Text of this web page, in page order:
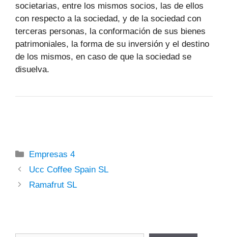
societarias, entre los mismos socios, las de ellos
con respecto a la sociedad, y de la sociedad con
terceras personas, la conformación de sus bienes
patrimoniales, la forma de su inversión y el destino
de los mismos, en caso de que la sociedad se
disuelva.
Categorías
Empresas 4
Ucc Coffee Spain SL
Ramafrut SL